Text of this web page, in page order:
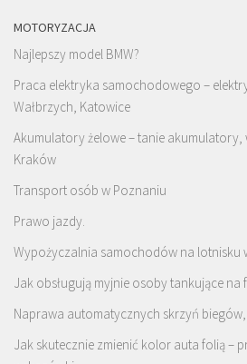
MOTORYZACJA
Najlepszy model BMW?
Praca elektryka samochodowego –
Wałbrzych, Katowice
Akumulatory żelowe – tanie
Kraków
Transport osób w Poznaniu
Prawo jazdy.
Wypożyczalnia samochodów na lotnisku
Jak obsługują myjnie osoby tankujące na
Naprawa automatycznych skrzyń
Jak skutecznie zmienić kolor auta folią –